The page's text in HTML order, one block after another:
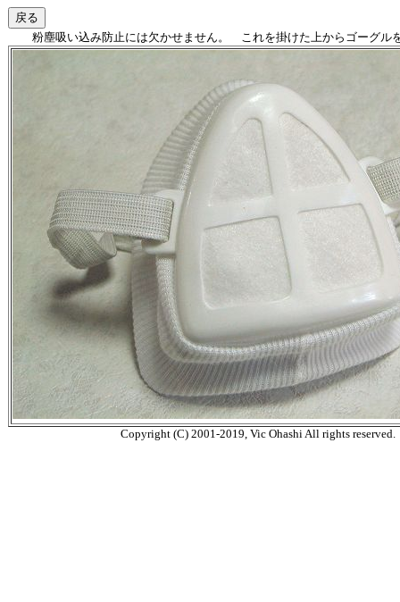
粉塵吸い込み防止には欠かせません。 これを掛けた上からゴーグル
Copyright (C) 2001-2019, Vic Ohashi All rights reserved.